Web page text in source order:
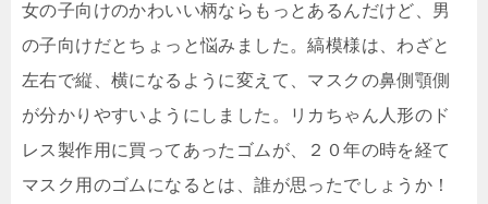
女の子向けのかわいい柄ならもっとあるんだけど、男
の子向けだとちょっと悩みました。縞模様は、わざと
左右で縦、横になるように変えて、マスクの鼻側顎側
が分かりやすいようにしました。リカちゃん人形のド
レス製作用に買ってあったゴムが、２０年の時を経て
マスク用のゴムになるとは、誰が思ったでしょうか！